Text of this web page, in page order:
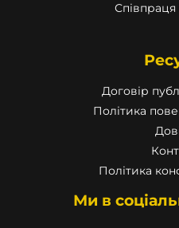
Співпраця
Договір
Політика
Політика
Ми в